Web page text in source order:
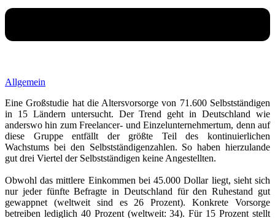
Allgemein
Eine Großstudie hat die Altersvorsorge von 71.600 Selbstständigen
in 15 Ländern untersucht. Der Trend geht in Deutschland wie
anderswo hin zum Freelancer- und Einzelunternehmertum, denn auf
diese Gruppe entfällt der größte Teil des kontinuierlichen
Wachstums bei den Selbstständigenzahlen. So haben hierzulande
gut drei Viertel der Selbstständigen keine Angestellten.
Obwohl das mittlere Einkommen bei 45.000 Dollar liegt, sieht sich
nur jeder fünfte Befragte in Deutschland für den Ruhestand gut
gewappnet (weltweit sind es 26 Prozent). Konkrete Vorsorge
betreiben lediglich 40 Prozent (weltweit: 34). Für 15 Prozent stellt